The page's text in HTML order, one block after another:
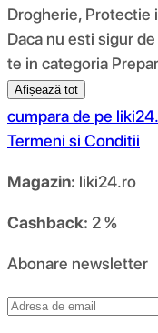
Drogherie, Protectie
Daca nu esti sigur
te in categoria
Afișează tot
cumpara de pe
Termeni si Conditii
Magazin: liki24.ro
Cashback: 2 %
Abonare newsletter